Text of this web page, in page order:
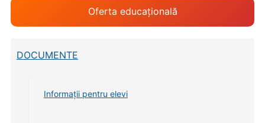
Oferta educațională
DOCUMENTE
Informații pentru elevi